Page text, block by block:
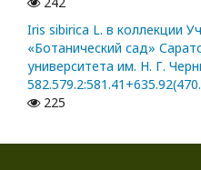
Iris sibirica L. в коллекции
«Ботанический сад»
университета им. Н. Г.
225